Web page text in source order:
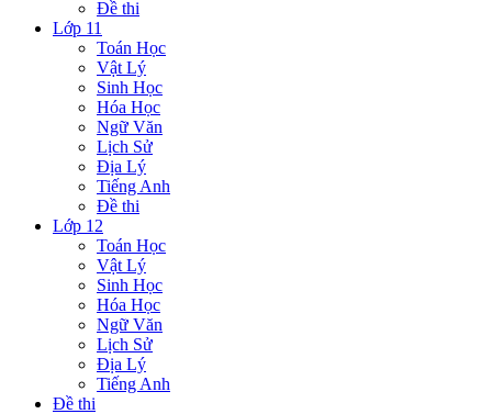
Đề thi
Lớp 11
Toán Học
Vật Lý
Sinh Học
Hóa Học
Ngữ Văn
Lịch Sử
Địa Lý
Tiếng Anh
Đề thi
Lớp 12
Toán Học
Vật Lý
Sinh Học
Hóa Học
Ngữ Văn
Lịch Sử
Địa Lý
Tiếng Anh
Đề thi